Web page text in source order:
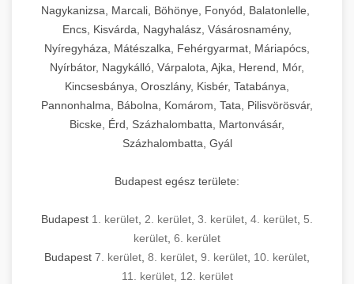
Nagykanizsa, Marcali, Böhönye, Fonyód, Balatonlelle,
Encs, Kisvárda, Nagyhalász, Vásárosnamény,
Nyíregyháza, Mátészalka, Fehérgyarmat, Máriapócs,
Nyírbátor, Nagykálló, Várpalota, Ajka, Herend, Mór,
Kincsesbánya, Oroszlány, Kisbér, Tatabánya,
Pannonhalma, Bábolna, Komárom, Tata, Pilisvörösvár,
Bicske, Érd, Százhalombatta, Martonvásár,
Százhalombatta, Gyál
Budapest egész területe:
Budapest 1. kerület, 2. kerület, 3. kerület, 4. kerület, 5.
kerület, 6. kerület
Budapest 7. kerület, 8. kerület, 9. kerület, 10. kerület,
11. kerület, 12. kerület